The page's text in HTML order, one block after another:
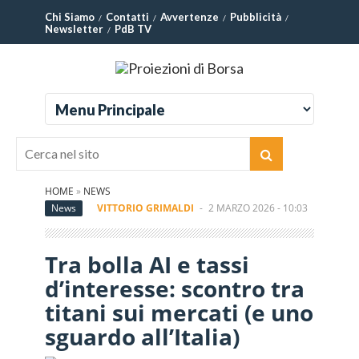
Chi Siamo Contatti Avvertenze
Pubblicità
Newsletter
PdB TV
HOME » NEWS
News
VITTORIO GRIMALDI - 2 MARZO 2026 - 10:03
Tra bolla AI e tassi
d’interesse: scontro tra
titani sui mercati (e uno
sguardo all’Italia)